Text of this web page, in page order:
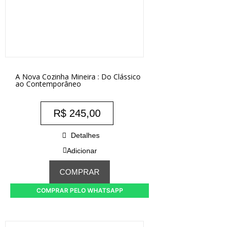
A Nova Cozinha Mineira : Do Clássico
ao Contemporâneo
R$ 245,00
Detalhes
Adicionar
COMPRAR
COMPRAR PELO WHATSAPP